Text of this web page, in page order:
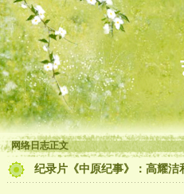
网络日志正文
纪录片《中原纪事》：高耀洁